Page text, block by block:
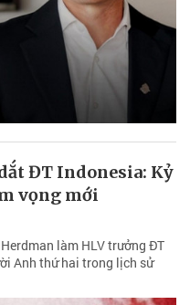
ĐT Indonesia: Kỷ
vọng mới
làm HLV trưởng ĐT
Anh thứ hai trong lịch sử